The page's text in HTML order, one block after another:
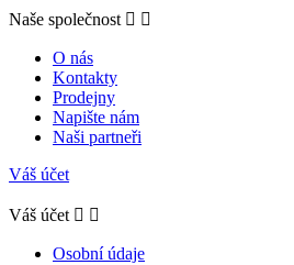
Naše společnost  
O nás
Kontakty
Prodejny
Napište nám
Naši partneři
Váš účet
Váš účet  
Osobní údaje